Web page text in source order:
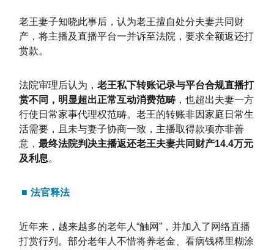
老王妻子知晓此事后，认为老王擅自处分夫妻共同财
产，将主播及直播平台一并诉至法院，要求全额返还打
赏款。
法院审理后认为， 老王私下转账记录与平台合规直播打
赏不同，明显超出正常互动消费范畴 ，也超出夫妻一方
行使日常家事代理权范畴。老王的转账非因家庭日常生
活需要，且未与妻子协商一致，主播取得款项亦非善
意， 最终法院判决主播返还老王夫妻共同财产14.4万元
及利息。
■法官释法
近年来，越来越多的老年人“触网”，并加入了网络直播
打赏行列。部分老年人不惜将养老金、看病钱稀里糊涂